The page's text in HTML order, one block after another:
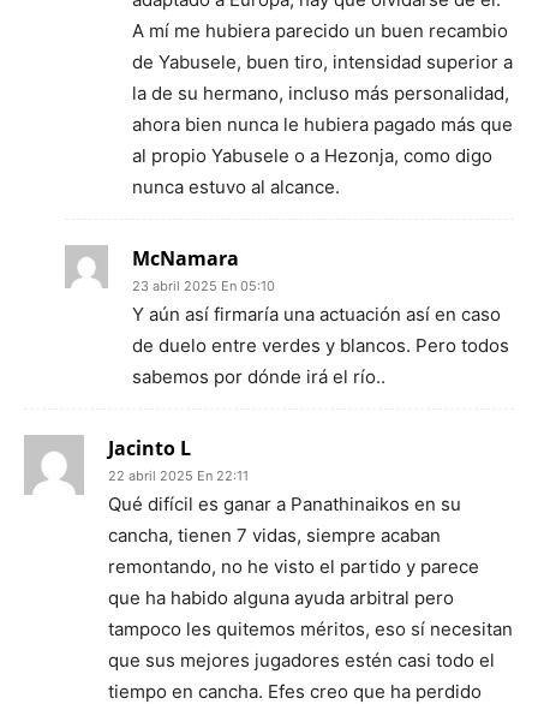
A mí me hubiera parecido un buen recambio
de Yabusele, buen tiro, intensidad superior a
la de su hermano, incluso más personalidad,
ahora bien nunca le hubiera pagado más que
al propio Yabusele o a Hezonja, como digo
nunca estuvo al alcance.
McNamara
23 abril 2025 En 05:10
Y aún así firmaría una actuación así en caso
de duelo entre verdes y blancos. Pero todos
sabemos por dónde irá el río..
Jacinto L
22 abril 2025 En 22:11
Qué difícil es ganar a Panathinaikos en su
cancha, tienen 7 vidas, siempre acaban
remontando, no he visto el partido y parece
que ha habido alguna ayuda arbitral pero
tampoco les quitemos méritos, eso sí necesitan
que sus mejores jugadores estén casi todo el
tiempo en cancha. Efes creo que ha perdido